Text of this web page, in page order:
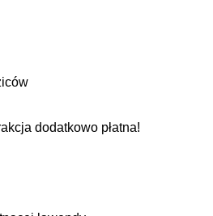
dodatkowo płatna!